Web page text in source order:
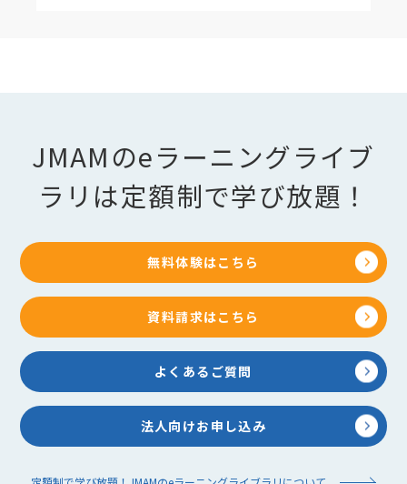
JMAMのeラーニングライブ
ラリは定額制で学び放題！
無料体験はこちら
資料請求はこちら
よくあるご質問
法人向けお申し込み